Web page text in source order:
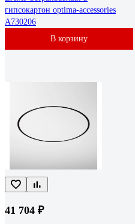
гипсокартон optima-accessories
A730206
В корзину
41 704 ₽